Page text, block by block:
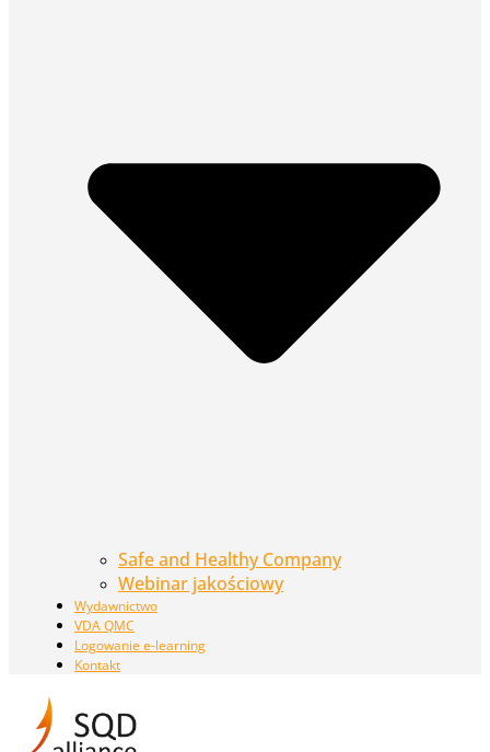
Safe and Healthy Company
Webinar jakościowy
Wydawnictwo
VDA QMC
Logowanie e-learning
Kontakt